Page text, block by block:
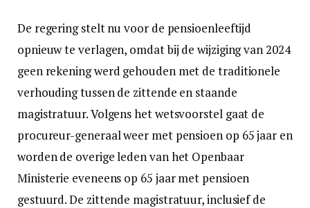
De regering stelt nu voor de pensioenleeftijd
opnieuw te verlagen, omdat bij de wijziging van 2024
geen rekening werd gehouden met de traditionele
verhouding tussen de zittende en staande
magistratuur. Volgens het wetsvoorstel gaat de
procureur-generaal weer met pensioen op 65 jaar en
worden de overige leden van het Openbaar
Ministerie eveneens op 65 jaar met pensioen
gestuurd. De zittende magistratuur, inclusief de